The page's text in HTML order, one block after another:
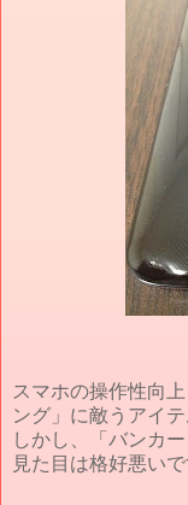
スマホの操作性向
ング」に敵うアイ
しかし、「バンカ
見た目は格好悪いで